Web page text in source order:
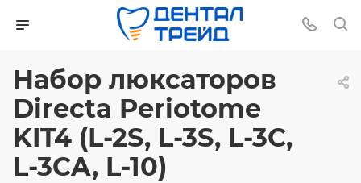
Набор люксаторов
Directa Periotome
KIT4 (L-2S, L-3S, L-3C,
L-3CA, L-10)